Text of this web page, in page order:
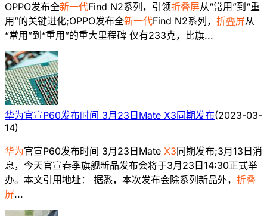
OPPO发布全新一代Find N2系列，引领折叠屏从“常用”到“重
用”的关键进化;OPPO发布全新一代Find N2系列， 折叠屏从
“常用”到“重用”的重大里程碑 仅有233克，比旗...
华为官宣P60发布时间 3月23日Mate X3同期发布(2023-03-
14)
华为官宣P60发布时间 3月23日Mate X3同期发布;3月13日消
息，今天官宣春季旗舰新品发布会将于3月23日14:30正式举
办。本文引用地址： 据悉，本次发布会除系列新品外， 折叠
屏...